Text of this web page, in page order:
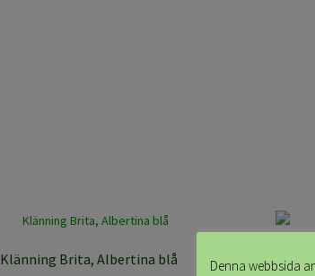
Klänning Brita, Albertina blå
Denna webbsida